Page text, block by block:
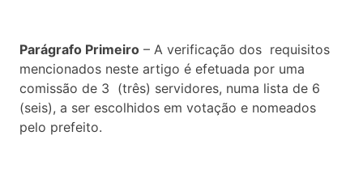
Parágrafo Primeiro – A verificação dos requisitos
mencionados neste artigo é efetuada por uma
comissão de 3 (três) servidores, numa lista de 6
(seis), a ser escolhidos em votação e nomeados
pelo prefeito.